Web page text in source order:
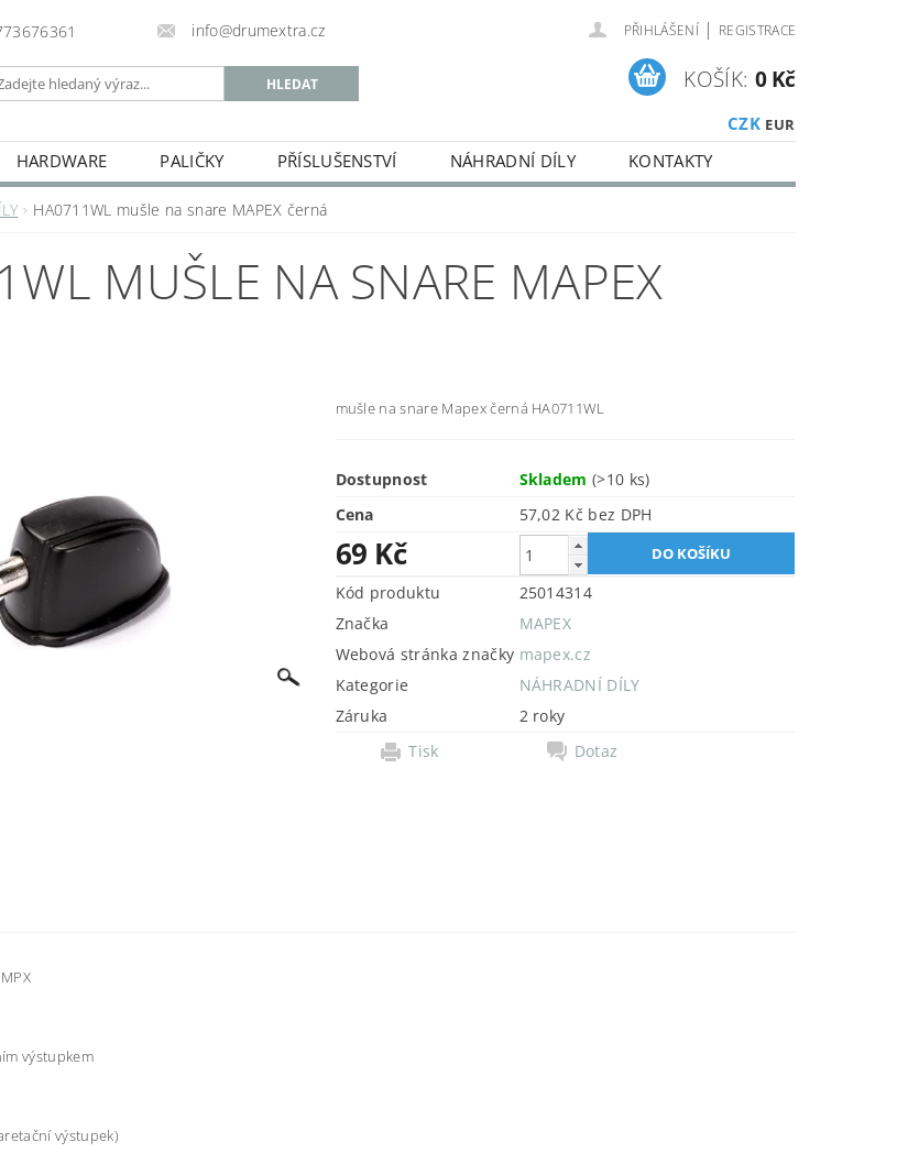
info@drumextra.cz PŘIHLÁŠENÍ | REGISTRACE
CZK EUR
KOŠÍK: 0 Kč
HARDWARE PALIČKY PŘÍSLUŠENSTVÍ NÁHRADNÍ DÍLY KONTAKTY
HA0711WL mušle na snare MAPEX černá
MUŠLE NA SNARE MAPEX
mušle na snare Mapex černá HA0711WL
Dostupnost Skladem(>10 ks)
Cena
57,02 Kč bez DPH
69 Kč
Kód produktu
25014314
Značka
MAPEX
Webová stránka značky mapex.cz
Kategorie
NÁHRADNÍ DÍLY
Záruka
2 roky
Tisk
Dotaz
výstupkem
výstupek)